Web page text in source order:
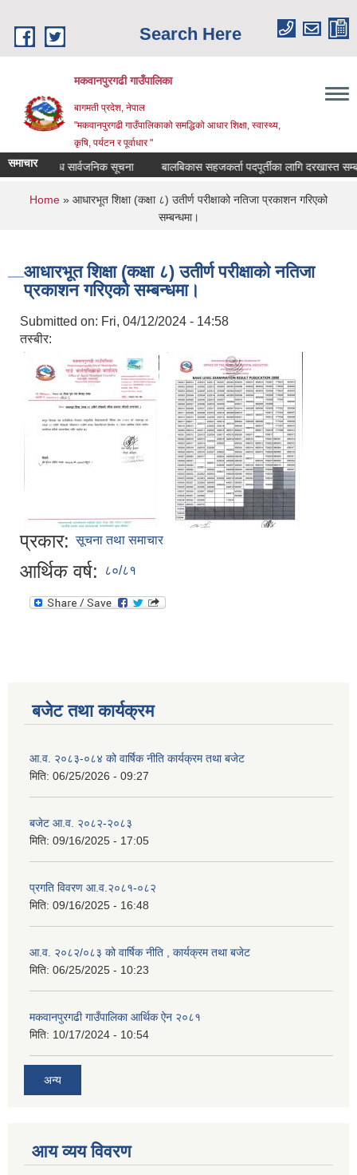
Search Here
मकवानपुरगढी गाउँपालिका
बागमती प्रदेश, नेपाल
"मकवानपुरगढी गाउँपालिकाको समद्धिको आधार शिक्षा, स्‍वास्‍थ्‍य,
कृषि, पर्यटन र पूर्वाधार "
समाचार
सम्बन्धि सार्वजनिक सूचना बालबिकास सहजकर्ता पदपूर्तीका लागि दरखास्त सम्बन्धमा।
You are here
Home » आधारभूत शिक्षा (कक्षा ८) उतीर्ण परीक्षाको नतिजा प्रकाशन गरिएको
सम्बन्धमा।
आधारभूत शिक्षा (कक्षा ८) उतीर्ण परीक्षाको नतिजा
प्रकाशन गरिएको सम्बन्धमा।
Submitted on: Fri, 04/12/2024 - 14:58
तस्बीर:
प्रकार: सूचना तथा समाचार
आर्थिक वर्ष: ८०/८१
बजेट तथा कार्यक्रम
आ.व. २०८३-०८४ को वार्षिक नीति कार्यक्रम तथा बजेट
मिति: 06/25/2026 - 09:27
बजेट आ.व. २०८२-२०८३
मिति: 09/16/2025 - 17:05
प्रगति विवरण आ.व.२०८१-०८२
मिति: 09/16/2025 - 16:48
आ.व. २०८२/०८३ को वार्षिक नीति , कार्यक्रम तथा बजेट
मिति: 06/25/2025 - 10:23
मकवानपुरगढी गाउँपालिका आर्थिक ‌‌‌ऐन २०८१
मिति: 10/17/2024 - 10:54
अन्य
आय व्यय विवरण